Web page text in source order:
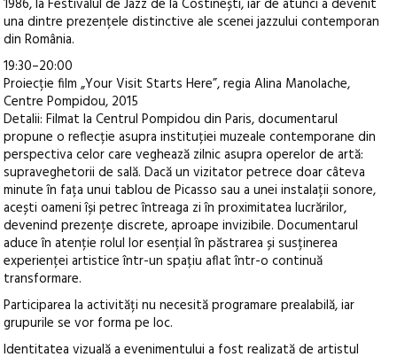
1986, la Festivalul de Jazz de la Costinești, iar de atunci a devenit
una dintre prezențele distinctive ale scenei jazzului contemporan
din România.
19:30–20:00
Proiecție film „Your Visit Starts Here”, regia Alina Manolache,
Centre Pompidou, 2015
Detalii: Filmat la Centrul Pompidou din Paris, documentarul
propune o reflecție asupra instituției muzeale contemporane din
perspectiva celor care veghează zilnic asupra operelor de artă:
supraveghetorii de sală. Dacă un vizitator petrece doar câteva
minute în fața unui tablou de Picasso sau a unei instalații sonore,
acești oameni își petrec întreaga zi în proximitatea lucrărilor,
devenind prezențe discrete, aproape invizibile. Documentarul
aduce în atenție rolul lor esențial în păstrarea și susținerea
experienței artistice într-un spațiu aflat într-o continuă
transformare.
Participarea la activități nu necesită programare prealabilă, iar
grupurile se vor forma pe loc.
Identitatea vizuală a evenimentului a fost realizată de artistul